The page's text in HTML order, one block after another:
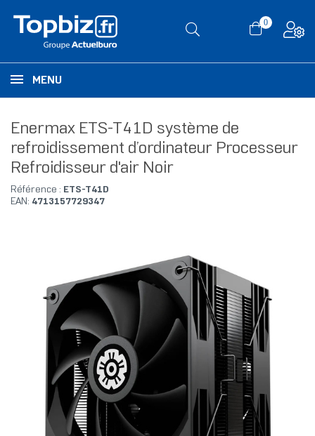
0
MENU
Enermax ETS-T41D système de
refroidissement d’ordinateur Processeur
Refroidisseur d'air Noir
Référence : ETS-T41D
EAN: 4713157729347